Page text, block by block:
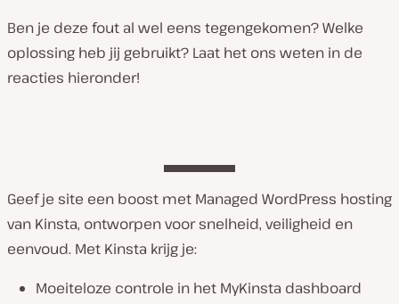
Ben je deze fout al wel eens tegengekomen? Welke
oplossing heb jij gebruikt? Laat het ons weten in de
reacties hieronder!
Geef je site een boost met Managed WordPress hosting
van Kinsta, ontworpen voor snelheid, veiligheid en
eenvoud. Met Kinsta krijg je:
Moeiteloze controle in het MyKinsta dashboard